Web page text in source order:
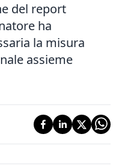
del report
ha
la misura
assieme